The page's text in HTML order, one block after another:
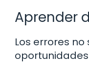
Aprender
Los errores